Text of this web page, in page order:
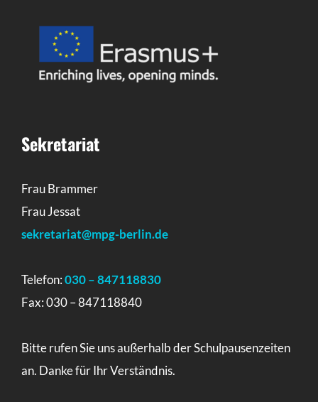
Sekretariat
Frau Brammer
Frau Jessat
sekretariat@mpg-berlin.de
Telefon:030 – 847118830
Fax: 030 – 847118840
Bitte rufen Sie uns außerhalb der Schulpausenzeiten
an. Danke für Ihr Verständnis.